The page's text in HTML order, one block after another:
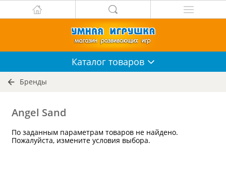
Каталог товаров
Бренды
Angel Sand
По заданным параметрам товаров не найдено.
Пожалуйста, измените условия выбора.